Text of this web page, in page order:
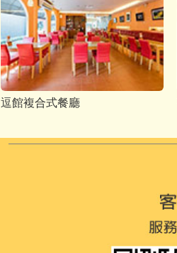
逗館複合式餐廳